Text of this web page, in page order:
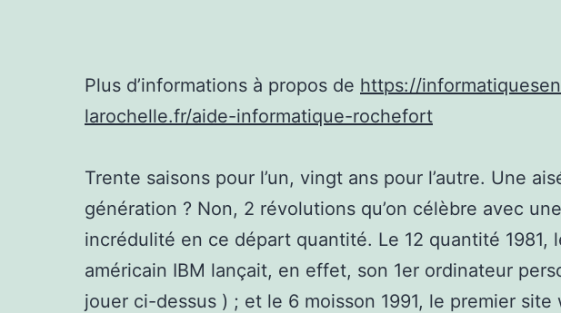
Plus d’informations à propos de https://
larochelle.fr/aide-informatique-rochefort
Trente saisons pour l’un, vingt ans pour l’autre. Une
génération ? Non, 2 révolutions qu’on célèbre avec
incrédulité en ce départ quantité. Le 12 quantité 1981,
américain IBM lançait, en effet, son 1er ordinateur
jouer ci-dessus ) ; et le 6 moisson 1991, le premier site